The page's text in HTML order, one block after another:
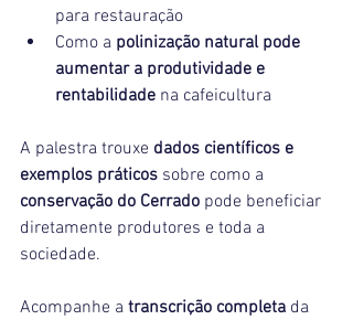
para restauração
Como a polinização natural pode
aumentar a produtividade e
rentabilidade na cafeicultura
A palestra trouxe dados científicos e
exemplos práticos sobre como a
conservação do Cerrado pode beneficiar
diretamente produtores e toda a
sociedade.
Acompanhe a transcrição completa da